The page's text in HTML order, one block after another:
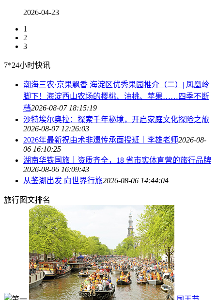
2026-04-23
1
2
3
7*24小时快讯
潮海三农·京果飘香 海淀区优秀果园推介（二）| 凤凰岭
脚下！海淀西山农场的樱桃、油桃、苹果……四季不断
档2026-08-07 18:15:19
沙特埃尔奥拉：探索千年秘境，开启家庭文化探险之旅
2026-08-07 12:26:03
2026年最新祝由术非遗传承面授班｜李雄老师2026-08-
06 16:10:25
湖南华铁国旅｜资质齐全，18 省市实体直营的旅行品牌
2026-08-06 16:09:43
从鉴湖出发 向世界行旅2026-08-06 14:44:04
旅行图文排名